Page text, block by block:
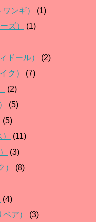
ンギ）
(1)
ズ）
(1)
ドール）
(2)
ク）
(7)
(2)
(5)
(5)
(11)
(3)
(8)
(4)
ア）
(3)